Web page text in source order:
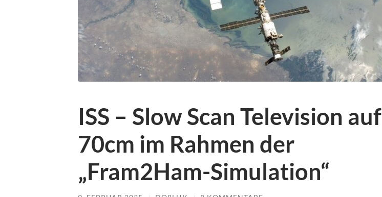
ISS – Slow Scan Television auf
70cm im Rahmen der
„Fram2Ham-Simulation“